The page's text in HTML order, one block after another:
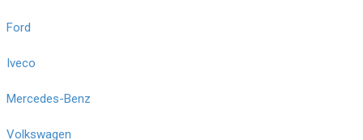
Ford
Iveco
Mercedes-Benz
Volkswagen